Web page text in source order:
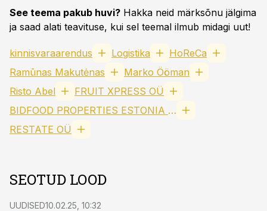
See teema pakub huvi? Hakka neid märksõnu jälgima
ja saad alati teavituse, kui sel teemal ilmub midagi uut!
kinnisvaraarendus Logistika
HoReCa
Ramūnas Makutėnas
Marko Ööman
Risto Abel
FRUIT XPRESS OÜ
BIDFOOD PROPERTIES ESTONIA OÜ
RESTATE OÜ
SEOTUD LOOD
UUDISED10.02.25, 10:32